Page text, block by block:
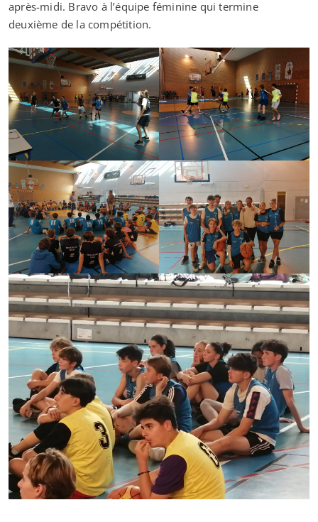
après-midi. Bravo à l’équipe féminine qui termine
deuxième de la compétition.